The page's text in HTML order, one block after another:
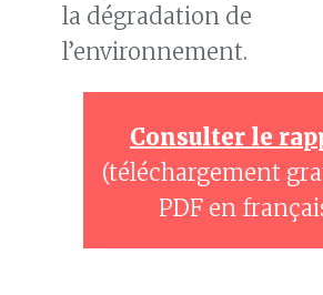
la dégradation de
l’environnement.
Consulter le
(téléchargement
PDF en